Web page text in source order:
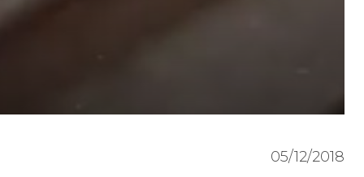
05/12/2018